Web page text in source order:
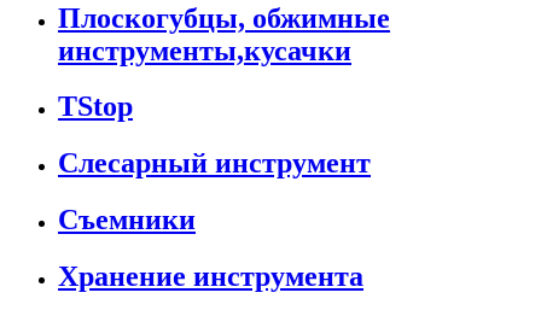
Плоскогубцы, обжимные
инструменты,кусачки
TStop
Слесарный инструмент
Съемники
Хранение инструмента